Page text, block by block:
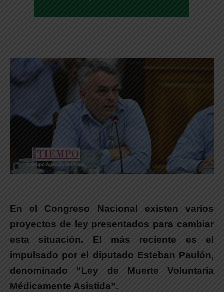
En el Congreso Nacional existen varios
proyectos de ley presentados para cambiar
esta situación. El más reciente es el
impulsado por el diputado Esteban Paulón,
denominado “Ley de Muerte Voluntaria
Médicamente Asistida”.